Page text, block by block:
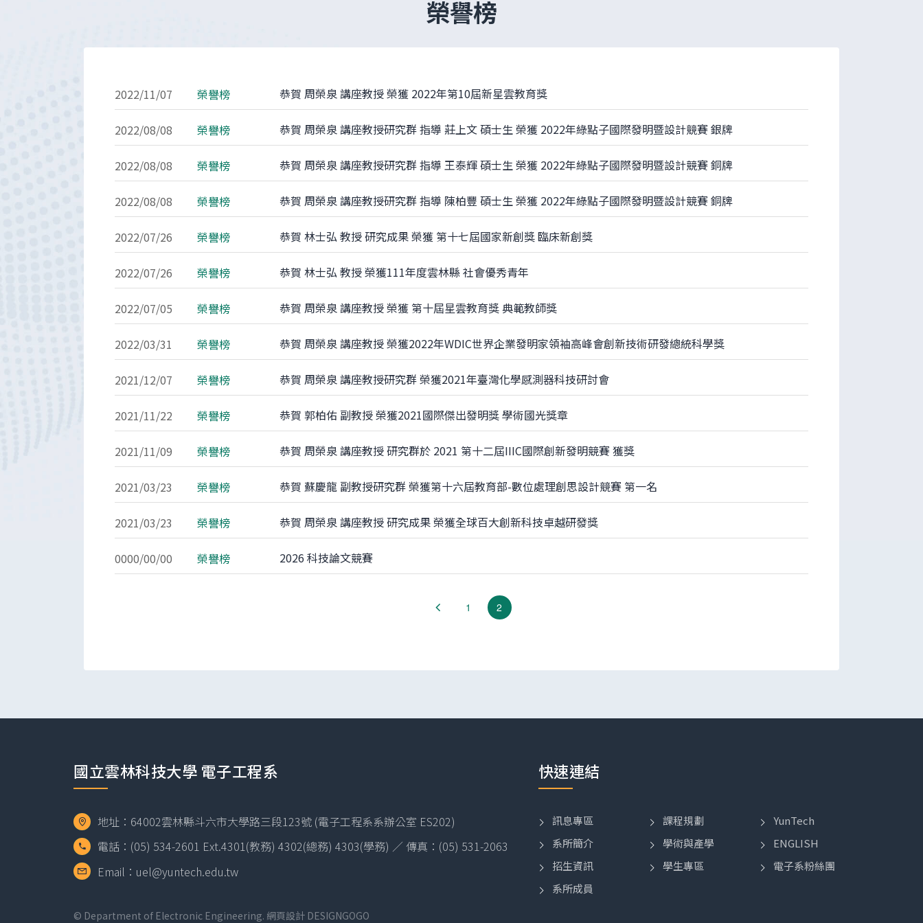
榮譽榜
2022/11/07 榮譽榜 恭賀 周榮泉 講座教授 榮獲 2022年第10屆新星雲教育獎
2022/08/08 榮譽榜 恭賀 周榮泉 講座教授研究群 指導 莊上文 碩士生 榮獲 2022年綠點子國際發明暨設計競賽 銀牌
2022/08/08 榮譽榜 恭賀 周榮泉 講座教授研究群 指導 王泰輝 碩士生 榮獲 2022年綠點子國際發明暨設計競賽 銅牌
2022/08/08 榮譽榜 恭賀 周榮泉 講座教授研究群 指導 陳柏豐 碩士生 榮獲 2022年綠點子國際發明暨設計競賽 銅牌
2022/07/26 榮譽榜 恭賀 林士弘 教授 研究成果 榮獲 第十七屆國家新創獎 臨床新創獎
2022/07/26 榮譽榜 恭賀 林士弘 教授 榮獲111年度雲林縣 社會優秀青年
2022/07/05 榮譽榜 恭賀 周榮泉 講座教授 榮獲 第十屆星雲教育獎 典範教師獎
2022/03/31 榮譽榜 恭賀 周榮泉 講座教授 榮獲2022年WDIC世界企業發明家領袖高峰會創新技術研發總統科學獎
2021/12/07 榮譽榜 恭賀 周榮泉 講座教授研究群 榮獲2021年臺灣化學感測器科技研討會
2021/11/22 榮譽榜 恭賀 郭柏佑 副教授 榮獲2021國際傑出發明獎 學術國光獎章
2021/11/09 榮譽榜 恭賀 周榮泉 講座教授 研究群於 2021 第十二屆IIIC國際創新發明競賽 獲獎
2021/03/23 榮譽榜 恭賀 蘇慶龍 副教授研究群 榮獲第十六屆教育部-數位處理創思設計競賽 第一名
2021/03/23 榮譽榜 恭賀 周榮泉 講座教授 研究成果 榮獲全球百大創新科技卓越研發獎
0000/00/00 榮譽榜 2026 科技論文競賽
1 2 (current)
國立雲林科技大學 電子工程系
地址：64002雲林縣斗六市大學路三段123號 (電子工程系系辦公室 ES202)
電話：(05) 534-2601 Ext.4301(教務) 4302(總務) 4303(學務) ／ 傳真：(05) 531-2063
Email：uel@yuntech.edu.tw
快速連結
訊息專區
系所簡介
招生資訊
系所成員
課程規劃
學術與產學
學生專區
YunTech
ENGLISH
電子系粉絲團
© Department of Electronic Engineering. 網頁設計 DESIGNGOGO